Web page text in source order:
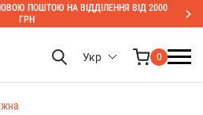
ПОШТОЮ НА ВІДДІЛЕННЯ ВІД 2000
ГРН
Укр 0